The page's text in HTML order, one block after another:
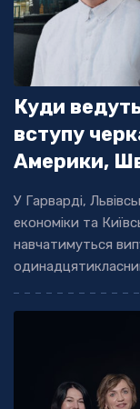
Куди ведуть
вступу
Америки,
У Гарварді,
економіки та
навчатимуться